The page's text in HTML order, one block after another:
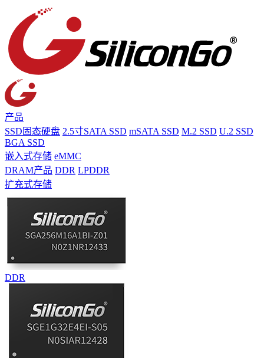
产品
SSD固态硬盘 2.5寸SATA SSD mSATA SSD M.2 SSD U.2 SSD
BGA SSD
嵌入式存储 eMMC
DRAM产品 DDR LPDDR
扩充式存储
DDR